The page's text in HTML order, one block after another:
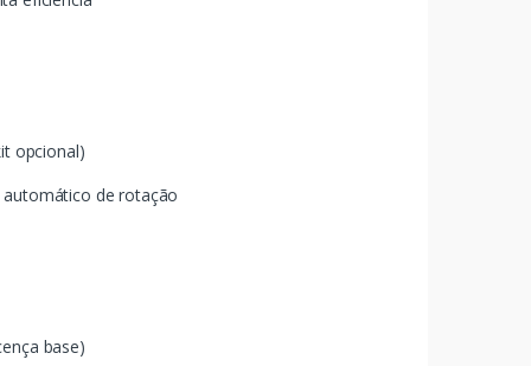
opcional)
de rotação
base)